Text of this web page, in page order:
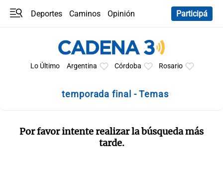
Deportes Caminos
Opinión
Participá
Lo Último Argentina Córdoba Rosario
temporada final - Temas
Por favor intente realizar la búsqueda más
tarde.